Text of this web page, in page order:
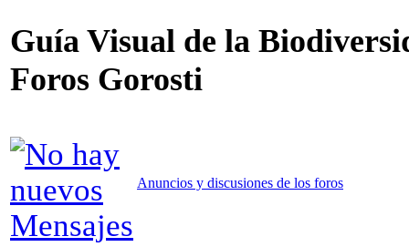
Guía Visual de la
Foros Gorosti
Anuncios y discusiones de los foros